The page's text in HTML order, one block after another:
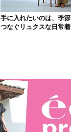
手に入れたいのは、季
つなぐリュクスな日常着